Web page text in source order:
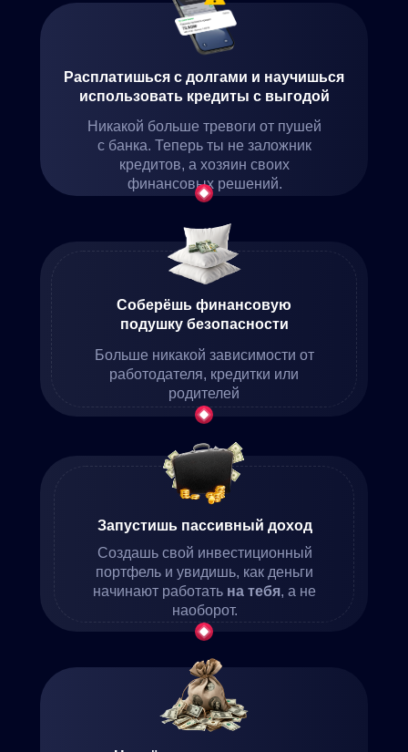
Никакой больше тревоги от пушей
с банка. Теперь ты не заложник
кредитов, а хозяин своих
финансовых решений.
Расплатишься с долгами и научишься
использовать кредиты с выгодой
Больше никакой зависимости от
работодателя, кредитки или
родителей
Соберёшь финансовую
подушку безопасности
Создашь свой инвестиционный
портфель и увидишь, как деньги
начинают работать на тебя, а не
наоборот.
Запустишь пассивный доход